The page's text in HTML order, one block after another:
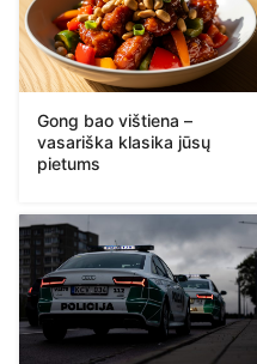
Gong bao vištiena –
vasariška klasika jūsų
pietums